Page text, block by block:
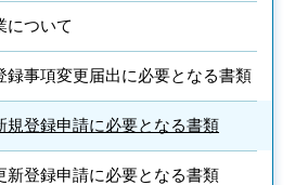
について
録事項変更届出に必要となる書類
規登録申請に必要となる書類
新登録申請に必要となる書類